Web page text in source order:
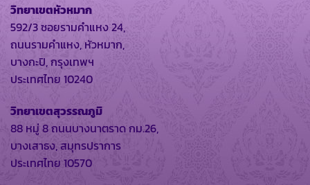
วิทยาเขตหัวหมาก
592/3 ซอยรามคำแหง 24,
ถนนรามคำแหง, หัวหมาก,
บางกะปิ, กรุงเทพฯ
ประเทศไทย 10240
วิทยาเขตสุวรรณภูมิ
88 หมู่ 8 ถนนบางนาตราด กม.26,
บางเสาธง, สมุทรปราการ
ประเทศไทย 10570